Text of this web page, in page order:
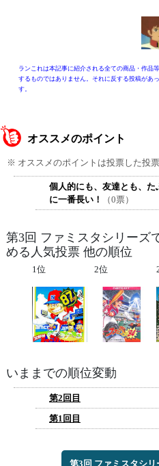
ランこれは本記事に紹介される全ての商品・作品
するものではありません。それに反する投稿があっ
す。
オススメのポイント
※ オススメのポイントは投票した投
個人的にも、友達とも、
に一番長い！
（0票）
第3回 ファミスタシリーズ
める人気投票 他の順位
1位 2位
いままでの順位変動
第2回目
第1回目
第3回 ファミスタシ